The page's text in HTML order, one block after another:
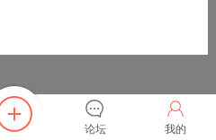
论坛 我的